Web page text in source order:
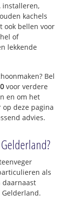
installeren,
kachels
ook bellen voor
of
lekkende
Bel
voor verdere
en om het
deze pagina
advies.
als
daarnaast